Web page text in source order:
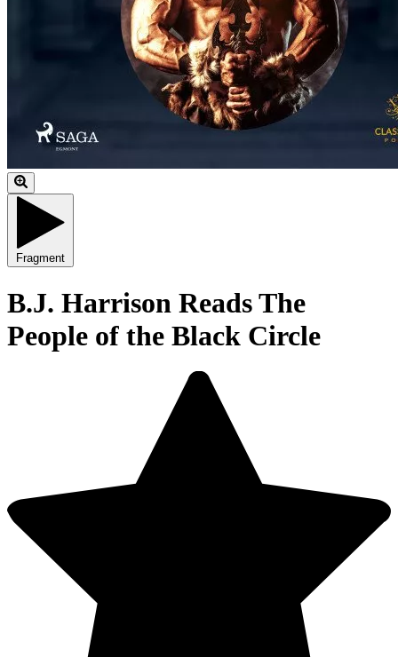
Fragment
B.J. Harrison Reads The
People of the Black Circle